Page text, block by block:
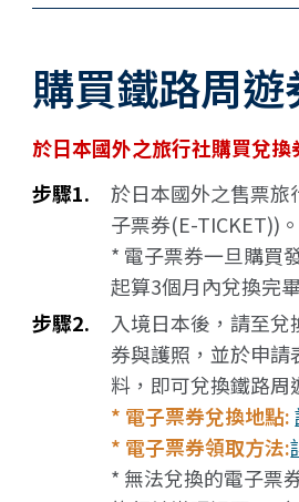
購買鐵路周遊
於日本國外之旅行社購買兌換
步驟1.
於日本國外之售票
子票券(E-TICKET))。
* 電子票券一旦購買
起算3個月內兌換完
步驟2.
入境日本後，請至
券與護照，並於申請
料，即可兌換鐵路周
* 電子票券兌換地點:
* 電子票券領取方法:
* 無法兌換的電子票